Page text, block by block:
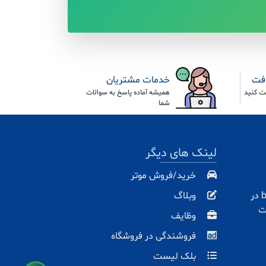
کنید
خدمات مشتریان
همیشه آماده پاسخ به سوالات
شما
با باران مارت baranmart.com در
لینک های دیگر
خرید/فروش موتر
وبلاگ
وظایف
فروشندگی در فروشگاه
بلک لیست